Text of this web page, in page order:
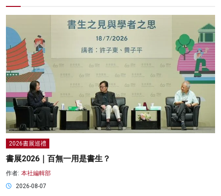
2026書展巡禮
書展2026｜百無一用是書生？
作者: 本社編輯部
2026-08-07